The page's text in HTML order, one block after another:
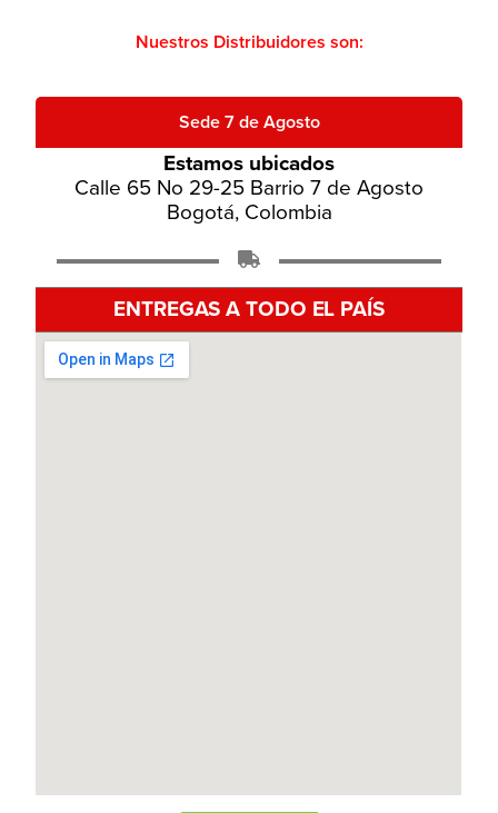
Nuestros Distribuidores son:
Sede 7 de Agosto
Estamos ubicados
Calle 65 No 29-25 Barrio 7 de Agosto
Bogotá, Colombia
ENTREGAS A TODO EL PAÍS